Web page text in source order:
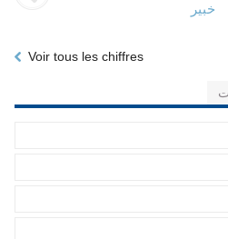
خبير
Voir tous les chiffres